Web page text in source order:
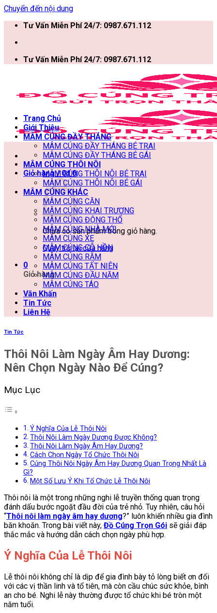
Chuyển đến nội dung
Tư Vấn Miễn Phí 24/7: 0987.671.112
Tư Vấn Miễn Phí 24/7: 0987.671.112
Giỏ hàng /0₫ 0
Chưa có sản phẩm trong giỏ hàng.
Quay trở lại cửa hàng
0
Giỏ hàng
Trang Chủ
Giới Thiệu
MÂM CÚNG ĐẦY THÁNG
MÂM CÚNG ĐẦY THÁNG BÉ TRAI
MÂM CÚNG ĐẦY THÁNG BÉ GÁI
MÂM CÚNG THÔI NÔI
MÂM CÚNG THÔI NÔI BÉ TRAI
MÂM CÚNG THÔI NÔI BÉ GÁI
MÂM CÚNG KHÁC
MÂM CÚNG CĂN
MÂM CÚNG KHAI TRƯƠNG
MÂM CÚNG ĐỘNG THỔ
MÂM CÚNG NHÀ MỚI
MÂM CÚNG XE
MÂM CÚNG CÔ HỒN
MÂM CÚNG RẰM
MÂM CÚNG TẤT NIÊN
MÂM CÚNG ĐẦU NĂM
MÂM CÚNG TÁO
Văn Khấn
Tin Tức
Liên Hệ
Tin Tức
Thôi Nôi Làm Ngày Âm Hay Dương:
Nên Chọn Ngày Nào Để Cúng?
Mục Lục
Ý Nghĩa Của Lễ Thôi Nôi
Thôi Nôi Làm Ngày Dương Được Không?
Thôi Nôi Làm Ngày Âm Hay Dương?
Cách Chọn Ngày Tổ Chức Thôi Nôi
Cúng Thôi Nôi Ngày Âm Hay Dương Quan Trọng Nhất Là
Gì?
Một Số Lưu Ý Khi Tổ Chức Lễ Thôi Nôi
Thôi nôi là một trong những nghi lễ truyền thống quan trọng
đánh dấu bước ngoặt đầu đời của trẻ nhỏ. Tuy nhiên, câu hỏi
“Thôi nôi làm ngày âm hay dương?” luôn khiến nhiều gia đình
băn khoăn. Trong bài viết này, Đồ Cúng Trọn Gói sẽ giải đáp
thắc mắc và hướng dẫn cách chọn ngày phù hợp.
Ý Nghĩa Của Lễ Thôi Nôi
Lễ thôi nôi không chỉ là dịp để gia đình bày tỏ lòng biết ơn đối
với các vị thần linh và tổ tiên, mà còn cầu chúc sức khỏe, bình
an cho bé. Nghi lễ này thường được tổ chức khi bé tròn một
năm tuổi.